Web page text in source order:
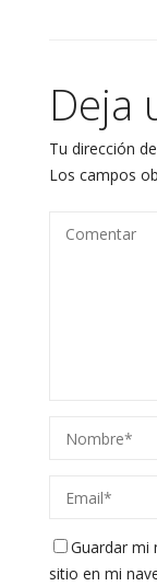
Deja
Tu dirección
Los campos
Guardar mi
sitio en mi